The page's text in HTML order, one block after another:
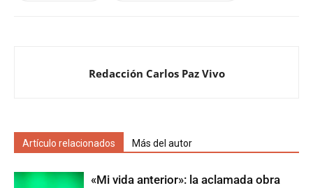
Redacción Carlos Paz Vivo
Artículo relacionados Más del autor
«Mi vida anterior»: la aclamada obra